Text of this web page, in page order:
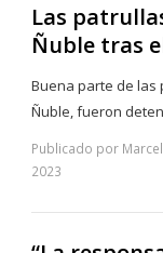
Las
Ñuble tras
Buena parte de las
Ñuble, fueron
Publicado por
2023